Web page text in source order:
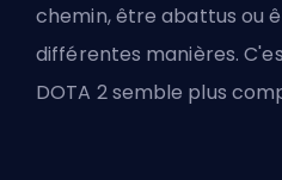
chemin, être abattus ou
différentes manières.
DOTA 2 semble plus